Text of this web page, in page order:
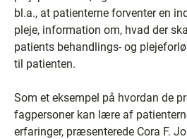
bl.a., at patienterne forventer en
pleje, information om, hvad der
patients behandlings- og
til patienten.
Som et eksempel på hvordan de
fagpersoner kan lære af
erfaringer, præsenterede Cora F.